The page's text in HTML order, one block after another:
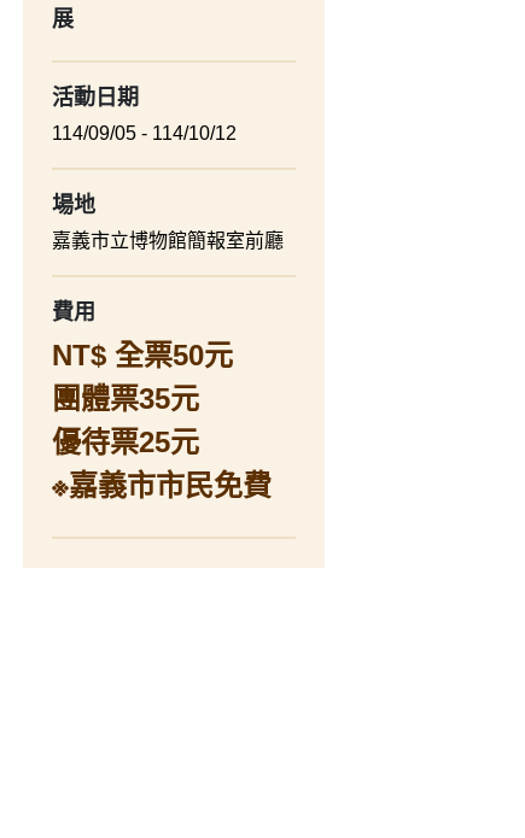
展
活動日期
114/09/05 - 114/10/12
場地
嘉義市立博物館簡報室前廳
費用
NT$ 全票50元
團體票35元
優待票25元
※嘉義市市民免費